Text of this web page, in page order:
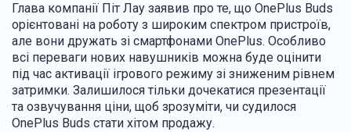
Глава компанії Піт Лау заявив про те, що OnePlus Buds
орієнтовані на роботу з широким спектром пристроїв,
але вони дружать зі смартфонами OnePlus. Особливо
всі переваги нових навушників можна буде оцінити
під час активації ігрового режиму зі зниженим рівнем
затримки. Залишилося тільки дочекатися презентації
та озвучування ціни, щоб зрозуміти, чи судилося
OnePlus Buds стати хітом продажу.